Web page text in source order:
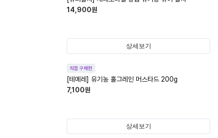
14,900원
상세보기
직접 구매한
[테메레] 유기농 홀그레인 머스타드 200g
7,100원
상세보기